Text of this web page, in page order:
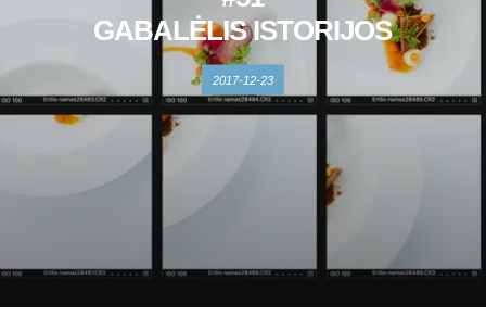
GABALĖLIS ISTORIJOS
2017-12-23